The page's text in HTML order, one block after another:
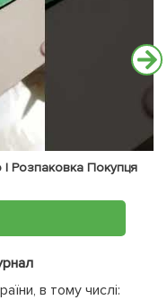
| Розпаковка Покупця
в тому числі: